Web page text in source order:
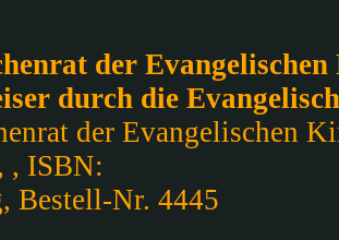
der
durch die
der Evangelischen
, ISBN:
Bestell-Nr. 4445